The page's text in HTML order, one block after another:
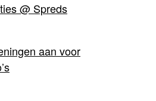
@ Spreds
aan voor